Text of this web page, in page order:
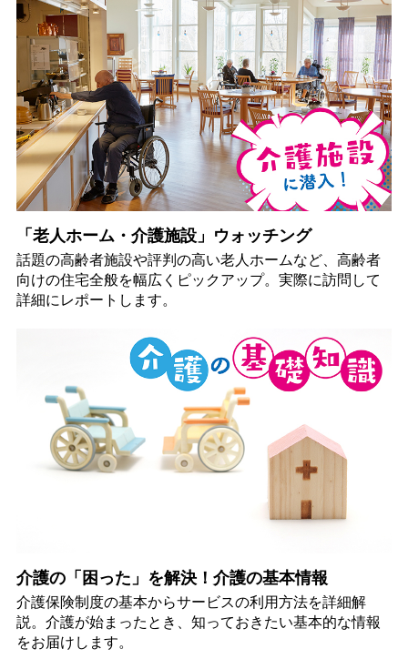
「老人ホーム・介護施設」ウォッチング
話題の高齢者施設や評判の高い老人ホームなど、高齢者
向けの住宅全般を幅広くピックアップ。実際に訪問して
詳細にレポートします。
介護の「困った」を解決！介護の基本情報
介護保険制度の基本からサービスの利用方法を詳細解
説。介護が始まったとき、知っておきたい基本的な情報
をお届けします。